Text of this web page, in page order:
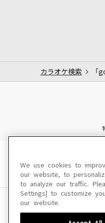
カラオケ検索 「
We use cookies to
our website, to
to analyze our traffic.
Settings] to customize
our website.